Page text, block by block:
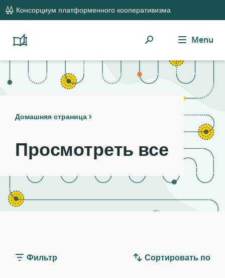
global
navigation
Консорциум платформенного кооперативизма
Platform
Resource
Поиск Menu
Домашняя страница
Просмотреть все
Фильтр Сортировать по
filters
Resource